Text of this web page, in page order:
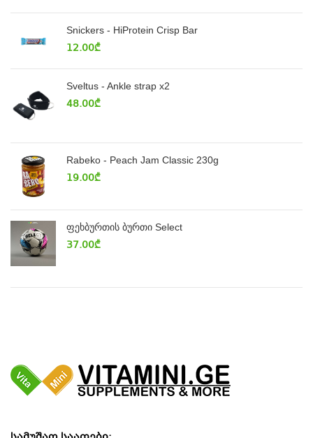
Snickers - HiProtein Crisp Bar
12.00₾
Sveltus - Ankle strap x2
48.00₾
Rabeko - Peach Jam Classic 230g
19.00₾
ფეხბურთის ბურთი Select
37.00₾